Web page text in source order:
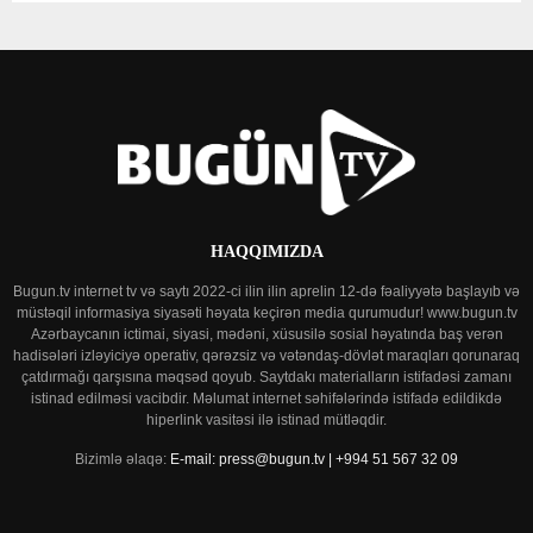
HAQQIMIZDA
Bugun.tv internet tv və saytı 2022-ci ilin ilin aprelin 12-də fəaliyyətə başlayıb və
müstəqil informasiya siyasəti həyata keçirən media qurumudur! www.bugun.tv
Azərbaycanın ictimai, siyasi, mədəni, xüsusilə sosial həyatında baş verən
hadisələri izləyiciyə operativ, qərəzsiz və vətəndaş-dövlət maraqları qorunaraq
çatdırmağı qarşısına məqsəd qoyub. Saytdakı materialların istifadəsi zamanı
istinad edilməsi vacibdir. Məlumat internet səhifələrində istifadə edildikdə
hiperlink vasitəsi ilə istinad mütləqdir.
Bizimlə əlaqə: E-mail: press@bugun.tv | +994 51 567 32 09